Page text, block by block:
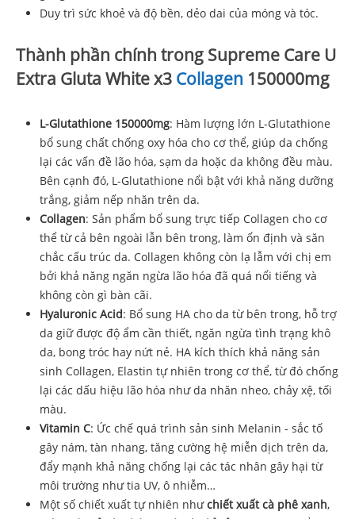
Duy trì sức khoẻ và độ bền, dẻo dai của móng và tóc.
Thành phần chính trong Supreme Care U
Extra Gluta White x3 Collagen 150000mg
L-Glutathione 150000mg: Hàm lượng lớn L-Glutathione
bổ sung chất chống oxy hóa cho cơ thể, giúp da chống
lại các vấn đề lão hóa, sạm da hoặc da không đều màu.
Bên cạnh đó, L-Glutathione nổi bật với khả năng dưỡng
trắng, giảm nếp nhăn trên da.
Collagen: Sản phẩm bổ sung trực tiếp Collagen cho cơ
thể từ cả bên ngoài lẫn bên trong, làm ổn định và săn
chắc cấu trúc da. Collagen không còn lạ lẫm với chị em
bởi khả năng ngăn ngừa lão hóa đã quá nổi tiếng và
không còn gì bàn cãi.
Hyaluronic Acid: Bổ sung HA cho da từ bên trong, hỗ trợ
da giữ được độ ẩm cần thiết, ngăn ngừa tình trạng khô
da, bong tróc hay nứt nẻ. HA kích thích khả năng sản
sinh Collagen, Elastin tự nhiên trong cơ thể, từ đó chống
lại các dấu hiệu lão hóa như da nhăn nheo, chảy xệ, tối
màu.
Vitamin C: Ức chế quá trình sản sinh Melanin - sắc tố
gây nám, tàn nhang, tăng cường hệ miễn dịch trên da,
đẩy mạnh khả năng chống lại các tác nhân gây hại từ
môi trường như tia UV, ô nhiễm…
Một số chiết xuất tự nhiên nhưchiết xuất cà phê xanh,